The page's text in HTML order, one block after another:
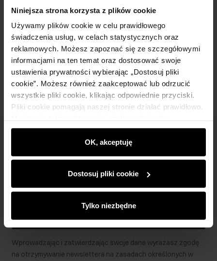
Niniejsza strona korzysta z plików cookie
Używamy plików cookie w celu prawidłowego
świadczenia usług, w celach statystycznych oraz
reklamowych. Możesz zapoznać się ze szczegółowymi
informacjami na ten temat oraz dostosować swoje
ustawienia prywatności wybierając „Dostosuj pliki
cookie”. Możesz również zaakceptować lub odrzucić
wszystkie pliki cookie, klikając odpowiednie przyciski.
Pliki cookie pomagają naszej stronie działać prawidłowo.
wyświetlać im dopasowane do ich preferencji treści,
rekomendacje oraz komunikaty reklamowe informujące o
najnowszych promocjach w e-sklepie. Informacje o tym,
partnerom społecznościowym, reklamowym i
analitycznym. Partnerzy mogą połączyć te informacje z
podczas korzystania z ich usług.
OK, akceptuję
Dostosuj pliki cookie
Tylko niezbędne
Szczegóły
Skład
Opinie
Bądź na bieżąco z nowościami i promocjami!
Zapisz się
Wprowadzając i zatwierdzając swoje dane wyrażasz zgodę
na otrzymywanie newslettera na zasadach określonych w